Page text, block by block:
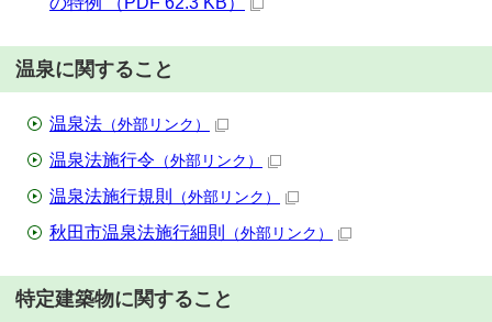
温泉に関すること
温泉法 （外部リンク）
温泉法施行令 （外部リンク）
温泉法施行規則 （外部リンク）
秋田市温泉法施行細則 （外部リンク）
特定建築物に関すること